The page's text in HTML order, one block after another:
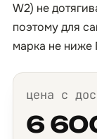
W2) не
поэтому для
марка не
цена с
6